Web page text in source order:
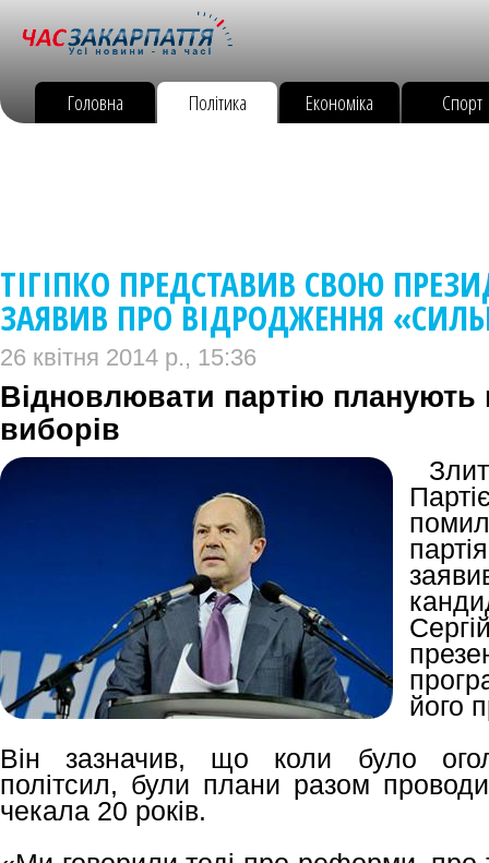
Головна Політика Економіка Спорт
ТІГІПКО ПРЕДСТАВИВ СВОЮ
ЗАЯВИВ ПРО ВІДРОДЖЕННЯ
26 квітня 2014 р., 15:36
Відновлювати партію планують
виборів
його
Він зазначив, що коли було
політсил, були плани разом
чекала 20 років.